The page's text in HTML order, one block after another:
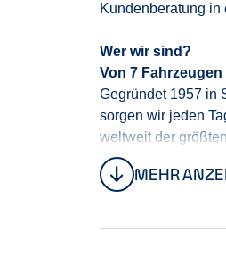
MEHR
Kundenberatung
Wer wir sind?
Von 7 Fahrzeugen
Gegründet 1957 in
sorgen wir jeden
weltweit der größten
unsere
Wir sind